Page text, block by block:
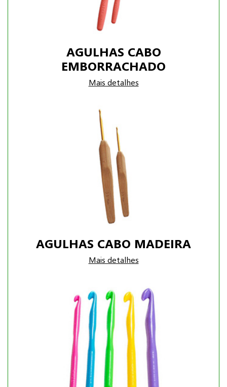
AGULHAS CABO
EMBORRACHADO
Mais detalhes
AGULHAS CABO MADEIRA
Mais detalhes